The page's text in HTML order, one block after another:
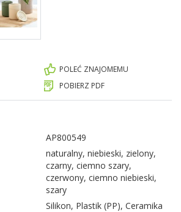
POLEĆ ZNAJOMEMU
POBIERZ PDF
AP800549
naturalny, niebieski, zielony,
czarny, ciemno szary,
czerwony, ciemno niebieski,
szary
Silikon, Plastik (PP), Ceramika